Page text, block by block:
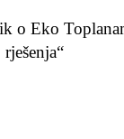
o Eko